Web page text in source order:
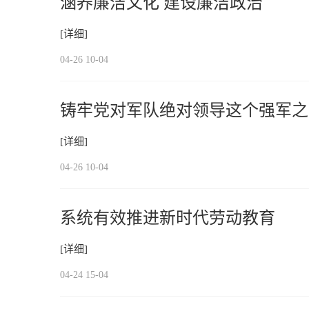
[详细]
04-26 10-04
铸牢党对军队绝对领导这个强军
[详细]
04-26 10-04
系统有效推进新时代劳动教育
[详细]
04-24 15-04